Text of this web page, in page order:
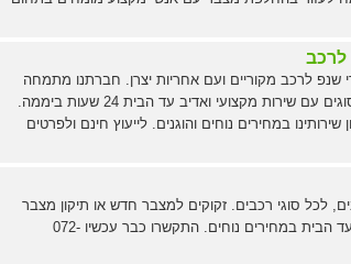
לרכב
לרכב מקוריים ועם אחריות יצרן. חברתנו מתמחה
בהחלפה ותיקון של מצברים מכל הסוגים עם שירות מקצועי ואדיב עד הבית 24 שעות ביממה.
במחירים נוחים והוגנים. לייעוץ חינם ולפרטים
לכל סוגי רכבים. זקוקים למצבר חדש או תיקון מצבר
קיים? נשמח לתת לכם את השירות עד הבית במחירים נוחים. התקשרו כבר עכשיו 072-